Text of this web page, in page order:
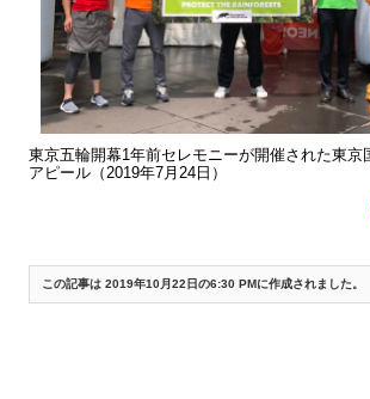
東京五輪開幕1年前セレモニーが開催された東京
アピール（2019年7月24日）
この記事は 2019年10月22日の6:30 PMに作成されました。